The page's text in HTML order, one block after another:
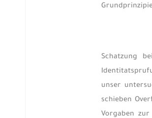
Schatzung
unser
schieben
Vorgaben